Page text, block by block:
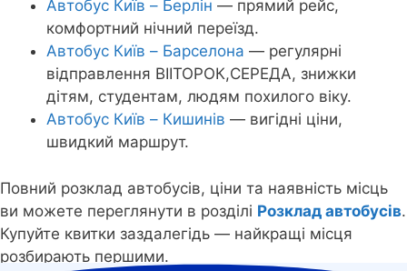
Автобус Київ – Берлін — прямий рейс,
комфортний нічний переїзд.
Автобус Київ – Барселона — регулярні
відправлення ВІІТОРОК,СЕРЕДА, знижки
дітям, студентам, людям похилого віку.
Автобус Київ – Кишинів — вигідні ціни,
швидкий маршрут.
Повний розклад автобусів, ціни та наявність місць
ви можете переглянути в розділі Розклад автобусів.
Купуйте квитки заздалегідь — найкращі місця
розбирають першими.